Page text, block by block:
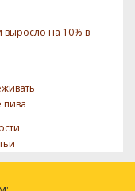
выросло на 10% в
пива